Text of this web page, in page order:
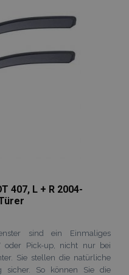
407, L + R 2004-
sind ein Einmaliges
oder Pick-up, nicht nur bei
Sie stellen die natürliche
sicher. So können Sie die